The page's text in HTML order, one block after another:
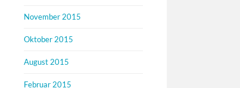
November 2015
Oktober 2015
August 2015
Februar 2015